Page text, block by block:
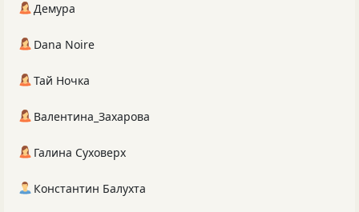
Демура
Dana Noire
Тай Ночка
Валентина_Захарова
Галина Суховерх
Константин Балухта